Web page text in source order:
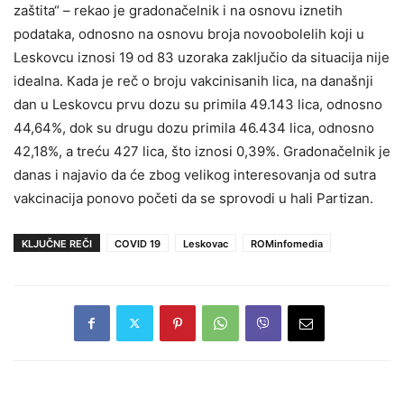
zaštita“ – rekao je gradonačelnik i na osnovu iznetih
podataka, odnosno na osnovu broja novoobolelih koji u
Leskovcu iznosi 19 od 83 uzoraka zaključio da situacija nije
idealna. Кada je reč o broju vakcinisanih lica, na današnji
dan u Leskovcu prvu dozu su primila 49.143 lica, odnosno
44,64%, dok su drugu dozu primila 46.434 lica, odnosno
42,18%, a treću 427 lica, što iznosi 0,39%. Gradonačelnik je
danas i najavio da će zbog velikog interesovanja od sutra
vakcinacija ponovo početi da se sprovodi u hali Partizan.
KLJUČNE REČI COVID 19 Leskovac ROMinfomedia